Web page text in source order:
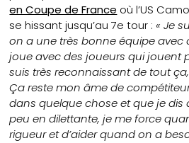
en Coupe de France où l’US
se hissant jusqu’au 7e tour :« Je
on a une très bonne équipe avec
joue avec des joueurs qui jouent
suis très reconnaissant de tout
Ça reste mon âme de
dans quelque chose et que je dis
peu en dilettante, je me force
rigueur et d’aider quand on a